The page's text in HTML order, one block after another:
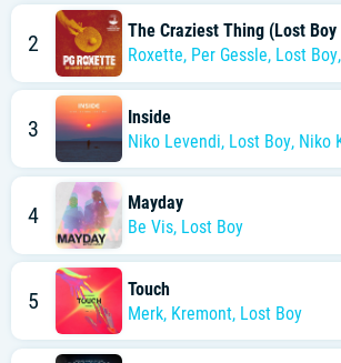
2
The Craziest Thing (Lost
Roxette, Per Gessle, Lost Boy,
3
Inside
Niko Levendi, Lost Boy, Niko
4
Mayday
Be Vis, Lost Boy
5
Touch
Merk, Kremont, Lost Boy